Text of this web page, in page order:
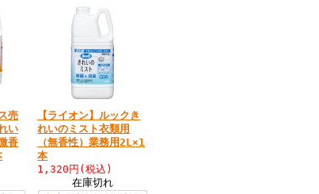
売
い
香
【ライオン】ルックき
れいのミスト衣類用
（無香性）業務用2L×1
本
1,320円 (税込)
在庫切れ